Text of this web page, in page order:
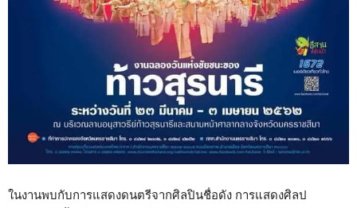
ในงานพบกับการแสดงดนตรีจากศิลปินชื่อดัง การแสดงศิลป